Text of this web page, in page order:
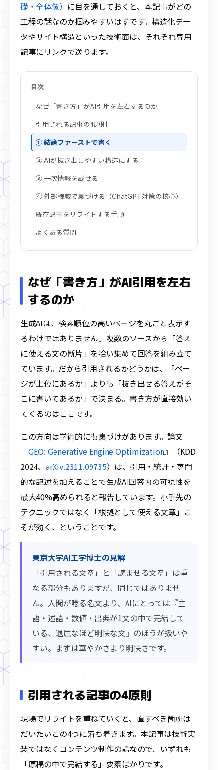
礎・全体像） に目を通しておくと、本記事がどの
工程の話なのか掴みやすいはずです。構造化デー
タやサイト構造といった技術面は、それぞれ専用
記事にリンクで送ります。
目次
なぜ「書き方」がAI引用を左右するのか
引用される記事の4原則
① 結論ファーストで書く
② AIが抜き出しやすい構造にする
③ 一次情報を載せる
④ 外部権威で裏づける（ChatGPT対策の核心）
既存記事をリライトする手順
よくある質問
なぜ「書き方」がAI引用を左右
するのか
生成AIは、検索順位の高いページを丸ごと表示す
るわけではありません。複数のソースから「答え
に使える文の断片」を拾い集めて回答を組み立て
ています。だから引用されるかどうかは、「ペー
ジが上位にあるか」よりも「抜き出せる答えがそ
こに書いてあるか」で決まる。書き方が直接効い
てくるのはここです。
この方向は学術的にも裏づけがあります。論文
『GEO: Generative Engine Optimization』（KDD
2024、 arXiv:2311.09735）は、引用・統計・専門
的な記述を加えることで生成AI回答内の可視性を
最大40%高められると報告しています。小手先の
テクニックではなく「根拠として使える文章」こ
そが効く、ということです。
東京大学AI工学博士の見解
「引用される文章」と「読ませる文章」は重
なる部分もありますが、同じではありませ
ん。人間が唸る名文より、AIにとっては『主
語・述語・数値・出典が1文の中で完結して
いる、退屈なほど明快な文』のほうが扱いや
すい。まずは華やかさより明快さです。
引用される記事の4原則
現場でリライトを重ねていくと、直すべき箇所は
だいたいこの4つに落ち着きます。本記事は技術実
装ではなくコンテンツ制作の話なので、いずれも
「原稿の中で完結する」要素ばかりです。